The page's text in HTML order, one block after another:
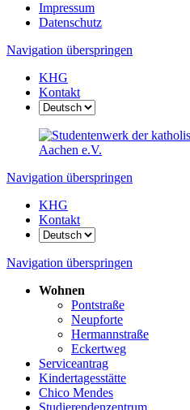
Impressum
Datenschutz
Navigation überspringen
KHG
Kontakt
Navigation überspringen
KHG
Kontakt
Navigation überspringen
Wohnen
Pontstraße
Neupforte
Hermannstraße
Eckertweg
Serviceantrag
Kindertagesstätte
Chico Mendes
Studierenden­zentrum